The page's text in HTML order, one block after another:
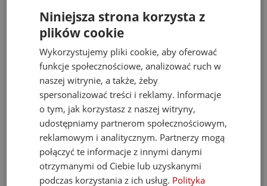
FERROLI Kocioł BIOPELLET PRO 24 KW Eco
Design
Kotły C.O. na pellet
9 899,00 zł
21 068,67 zł
Niniejsza strona korzysta z
plików cookie
Wykorzystujemy pliki cookie, aby oferować
funkcje społecznościowe, analizować ruch w
naszej witrynie, a także, żeby
spersonalizować treści i reklamy. Informacje
o tym, jak korzystasz z naszej witryny,
udostępniamy partnerom społecznościowym,
reklamowym i analitycznym. Partnerzy mogą
połączyć te informacje z innymi danymi
otrzymanymi od Ciebie lub uzyskanymi
podczas korzystania z ich usług. Polityka